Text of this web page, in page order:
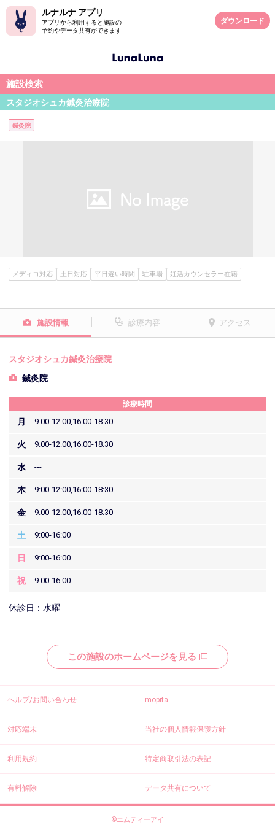
ルナルナ アプリ
アプリから利用すると施設の
予約やデータ共有ができます
ダウンロード
施設検索
スタジオシュカ鍼灸治療院
鍼灸院
メディコ対応 土日対応 平日遅い時間 駐車場 妊活カウンセラー在籍
施設情報 診療内容 アクセス
スタジオシュカ鍼灸治療院
鍼灸院
診療時間
月 9:00-12:00,16:00-18:30
火 9:00-12:00,16:00-18:30
水 ---
木 9:00-12:00,16:00-18:30
金 9:00-12:00,16:00-18:30
土 9:00-16:00
日 9:00-16:00
祝 9:00-16:00
休診日：水曜
この施設のホームページを見る
ヘルプ/お問い合わせ mopita
対応端末 当社の個人情報保護方針
利用規約 特定商取引法の表記
有料解除 データ共有について
©エムティーアイ